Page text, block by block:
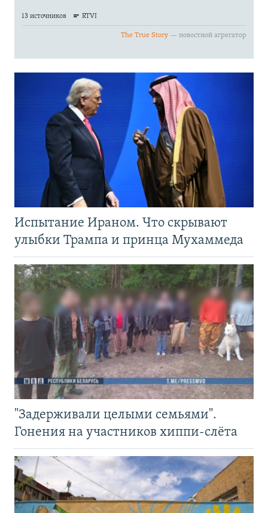
Испытание Ираном. Что скрывают
улыбки Трампа и принца Мухаммеда
"Задерживали целыми семьями".
Гонения на участников хиппи-слёта